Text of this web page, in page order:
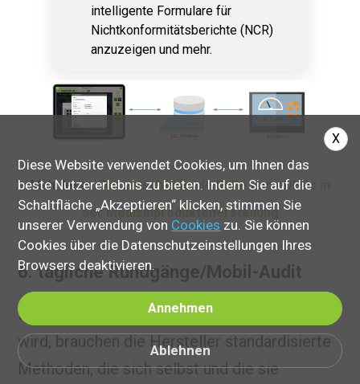
intelligente Formulare für
Nichtkonformitätsberichte (NCR)
anzuzeigen und mehr.
Mehr lesen:Die entscheidende Rolle von eDHRs in
der Medizinprodukteherstellung
6. tägliche Rundgänge/Mobil-Audit
Da die moderne Fertigung immer komplexer
wird, brauchen die Hersteller standardisierte
Methoden, die sich selbst und die sie
Diese Website verwendet Cookies, um Ihnen das
beste Nutzererlebnis zu bieten. Indem Sie auf die
Schaltfläche „Akzeptieren“ klicken, stimmen Sie
unserer Verwendung von Cookies zu. Sie können
Cookies über die Datenschutzeinstellungen Ihres
Browsers deaktivieren.
Annehmen
Ablehnen
X